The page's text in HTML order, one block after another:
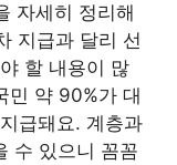
자세히 정리해
지급과 달리 선
할 내용이 많
민 약 90%가 대
급돼요. 계층과
수 있으니 꼼꼼